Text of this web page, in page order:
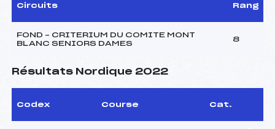
Circuits Rang
FOND – CRITERIUM DU COMITE MONT
BLANC SENIORS DAMES
8
Résultats Nordique 2022
Codex Course Cat.